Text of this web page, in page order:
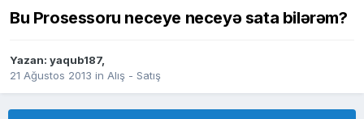
Bu Prosessoru neceye neceyə sata bilərəm?
Yazan: yaqub187,
21 Ağustos 2013 in Alış - Satış